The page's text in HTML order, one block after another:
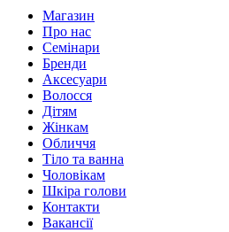
Магазин
Про нас
Семінари
Бренди
Аксесуари
Волосся
Дітям
Жінкам
Обличчя
Тіло та ванна
Чоловікам
Шкіра голови
Контакти
Вакансії